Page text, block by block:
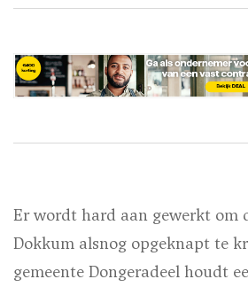
Er wordt hard aan gewerkt om
Dokkum alsnog opgeknapt te
gemeente Dongeradeel houdt